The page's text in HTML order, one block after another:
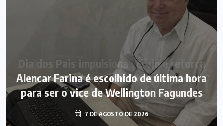
Alencar Farina é escolhido de última hora
para ser o vice de Wellington Fagundes
7 DE AGOSTO DE 2026